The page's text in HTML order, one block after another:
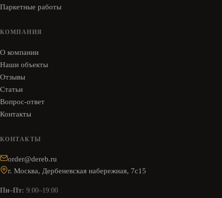
Паркетные работы
КОМПАНИЯ
О компании
Наши объекты
Отзывы
Статьи
Вопрос-ответ
Контакты
КОНТАКТЫ
order@dereb.ru
г. Москва, Дербеневская набережная, 7с15
Пн–Пт: 9:00–19:00